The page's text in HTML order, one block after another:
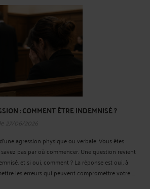
: COMMENT ÊTRE INDEMNISÉ ?
27/06/2026
agression physique ou verbale. Vous êtes
pas par où commencer. Une question revient
et si oui, comment ? La réponse est oui, à
les erreurs qui peuvent compromettre votre ...